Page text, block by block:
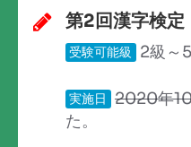
第2回漢字検定
受験可能級 2級～
実施日 2020年
た。